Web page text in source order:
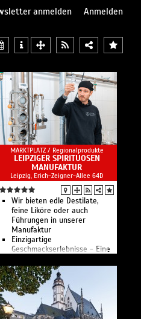
anmelden
Anmelden
MARKTPLATZ / Regionalprodukte
LEIPZIGER SPIRITUOSEN
MANUFAKTUR
Leipzig, Erich-Zeigner-Allee 64D
Wir bieten edle Destilate,
feine Liköre oder auch
Führungen in unserer
Manufaktur
Einzigartige
Geschmackserlebnisse - Eine
und Handwerk